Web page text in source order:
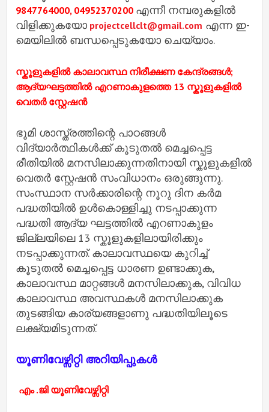
9847764000, 04952370200 എന്നീ നമ്പരുകളിൽ
വിളിക്കുകയോ projectcellclt@gmail.com എന്ന ഇ-
മെയിലിൽ ബന്ധപ്പെടുകയോ ചെയ്യാം.‌
സ്കൂളുകളിൽ കാലാവസ്ഥ നിരീക്ഷണ കേന്ദ്രങ്ങൾ;
ആദ്യഘട്ടത്തിൽ എറണാകുളത്തെ 13 സ്കൂളുകളിൽ
വെതർ സ്റ്റേഷൻ
ഭൂമി ശാസ്ത്രത്തിന്റെ പാഠങ്ങൾ
വിദ്യാർത്ഥികൾക്ക് കൂടുതൽ മെച്ചപ്പെട്ട
രീതിയിൽ മനസിലാക്കുന്നതിനായി സ്കൂളുകളിൽ
വെതർ സ്റ്റേഷൻ സംവിധാനം ഒരുങ്ങുന്നു.
സംസ്ഥാന സർക്കാരിന്റെ നൂറു ദിന കർമ
പദ്ധതിയിൽ ഉൾകൊള്ളിച്ചു നടപ്പാക്കുന്ന
പദ്ധതി ആദ്യ ഘട്ടത്തിൽ എറണാകുളം
ജില്ലയിലെ 13 സ്കൂളുകളിലായിരിക്കും
നടപ്പാക്കുന്നത്. കാലാവസ്ഥയെ കുറിച്ച്
കൂടുതൽ മെച്ചപ്പെട്ട ധാരണ ഉണ്ടാക്കുക,
കാലാവസ്ഥ മാറ്റങ്ങൾ മനസിലാക്കുക, വിവിധ
കാലാവസ്ഥ അവസ്ഥകൾ മനസിലാക്കുക
തുടങ്ങിയ കാര്യങ്ങളാണു പദ്ധതിയിലൂടെ
ലക്ഷ്യമിടുന്നത്.
യൂണിവേഴ്സിറ്റി അറിയിപ്പുകൾ
എം .ജി യൂണിവേഴ്സിറ്റി